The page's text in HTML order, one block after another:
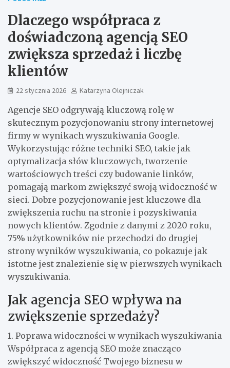
Dlaczego współpraca z
doświadczoną agencją SEO
zwiększa sprzedaż i liczbę
klientów
22 stycznia 2026 Katarzyna Olejniczak
Agencje SEO odgrywają kluczową rolę w
skutecznym pozycjonowaniu strony internetowej
firmy w wynikach wyszukiwania Google.
Wykorzystując różne techniki SEO, takie jak
optymalizacja słów kluczowych, tworzenie
wartościowych treści czy budowanie linków,
pomagają markom zwiększyć swoją widoczność w
sieci. Dobre pozycjonowanie jest kluczowe dla
zwiększenia ruchu na stronie i pozyskiwania
nowych klientów. Zgodnie z danymi z 2020 roku,
75% użytkowników nie przechodzi do drugiej
strony wyników wyszukiwania, co pokazuje jak
istotne jest znalezienie się w pierwszych wynikach
wyszukiwania.
Jak agencja SEO wpływa na
zwiększenie sprzedaży?
1. Poprawa widoczności w wynikach wyszukiwania
Współpraca z agencją SEO może znacząco
zwiększyć widoczność Twojego biznesu w